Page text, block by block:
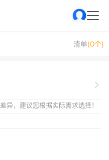
清单(0个)
异，建议您根据实际需求选择！